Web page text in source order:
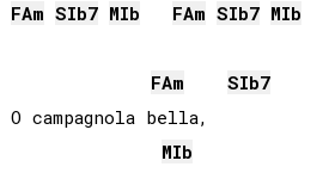
FAm SIb7 MIb FAm SIb7 MIb
FAm SIb7
O campagnola bella,
MIb